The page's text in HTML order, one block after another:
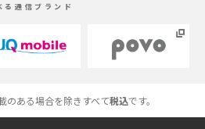
ット・デメリット、おススメ機種を紹介
る通信ブランド
のある場合を除きすべて税込です。